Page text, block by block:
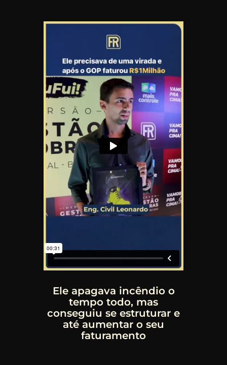
Ele apagava incêndio o
tempo todo, mas
conseguiu se estruturar e
até aumentar o seu
faturamento